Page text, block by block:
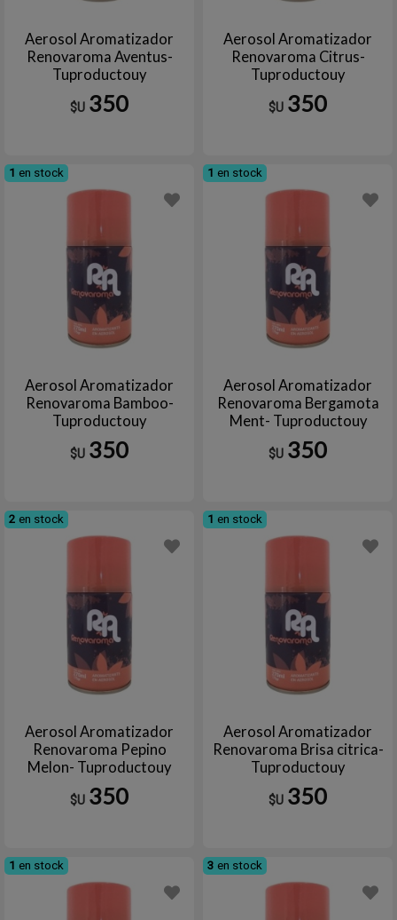
Aerosol Aromatizador
Renovaroma Aventus-
Tuproductouy
$U 350
Aerosol Aromatizador
Renovaroma Citrus-
Tuproductouy
$U 350
1 en stock
Aerosol Aromatizador
Renovaroma Bamboo-
Tuproductouy
$U 350
1 en stock
Aerosol Aromatizador
Renovaroma Bergamota
Ment- Tuproductouy
$U 350
2 en stock
Aerosol Aromatizador
Renovaroma Pepino
Melon- Tuproductouy
$U 350
1 en stock
Aerosol Aromatizador
Renovaroma Brisa citrica-
Tuproductouy
$U 350
1 en stock 3 en stock